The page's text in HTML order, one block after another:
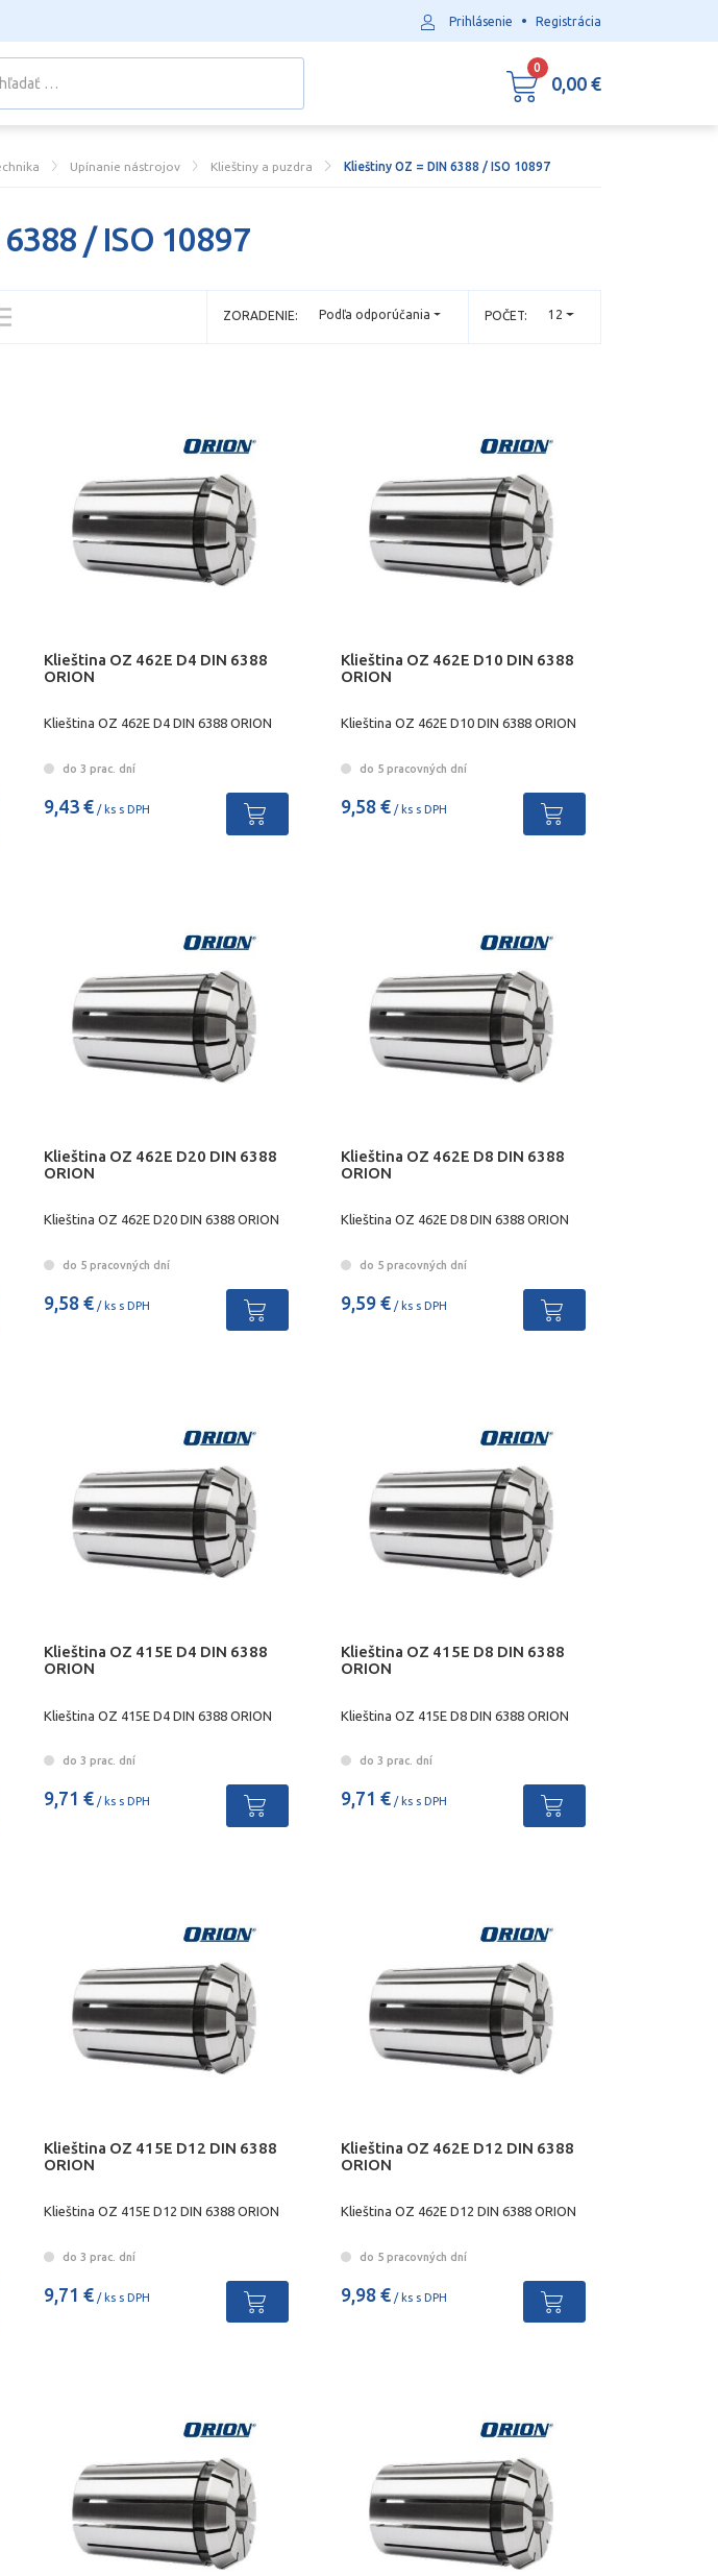
Upínanie nástrojov Klieštiny a puzdra Klieštiny OZ = DIN 6388 / ISO 10897
/ ISO 10897
POČET: 12
ZORADENIE: Podľa odporúčania
Klieština OZ 462E D4 DIN 6388
ORION
Klieština OZ 462E D4 DIN 6388 ORION
do 3 prac. dní
9,43 €/ ks s DPH
Klieština OZ 462E D10 DIN 6388
ORION
Klieština OZ 462E D10 DIN 6388 ORION
do 5 pracovných dní
9,58 €/ ks s DPH
Klieština OZ 462E D20 DIN 6388
ORION
Klieština OZ 462E D20 DIN 6388 ORION
do 5 pracovných dní
9,58 €/ ks s DPH
Klieština OZ 462E D8 DIN 6388
ORION
Klieština OZ 462E D8 DIN 6388 ORION
do 5 pracovných dní
9,59 €/ ks s DPH
Klieština OZ 415E D4 DIN 6388
ORION
Klieština OZ 415E D4 DIN 6388 ORION
do 3 prac. dní
9,71 €/ ks s DPH
Klieština OZ 415E D8 DIN 6388
ORION
Klieština OZ 415E D8 DIN 6388 ORION
do 3 prac. dní
9,71 €/ ks s DPH
Klieština OZ 415E D12 DIN 6388
ORION
Klieština OZ 415E D12 DIN 6388 ORION
do 3 prac. dní
9,71 €/ ks s DPH
Klieština OZ 462E D12 DIN 6388
ORION
Klieština OZ 462E D12 DIN 6388 ORION
do 5 pracovných dní
9,98 €/ ks s DPH
Prihlásenie • Registrácia
0
0,00 €